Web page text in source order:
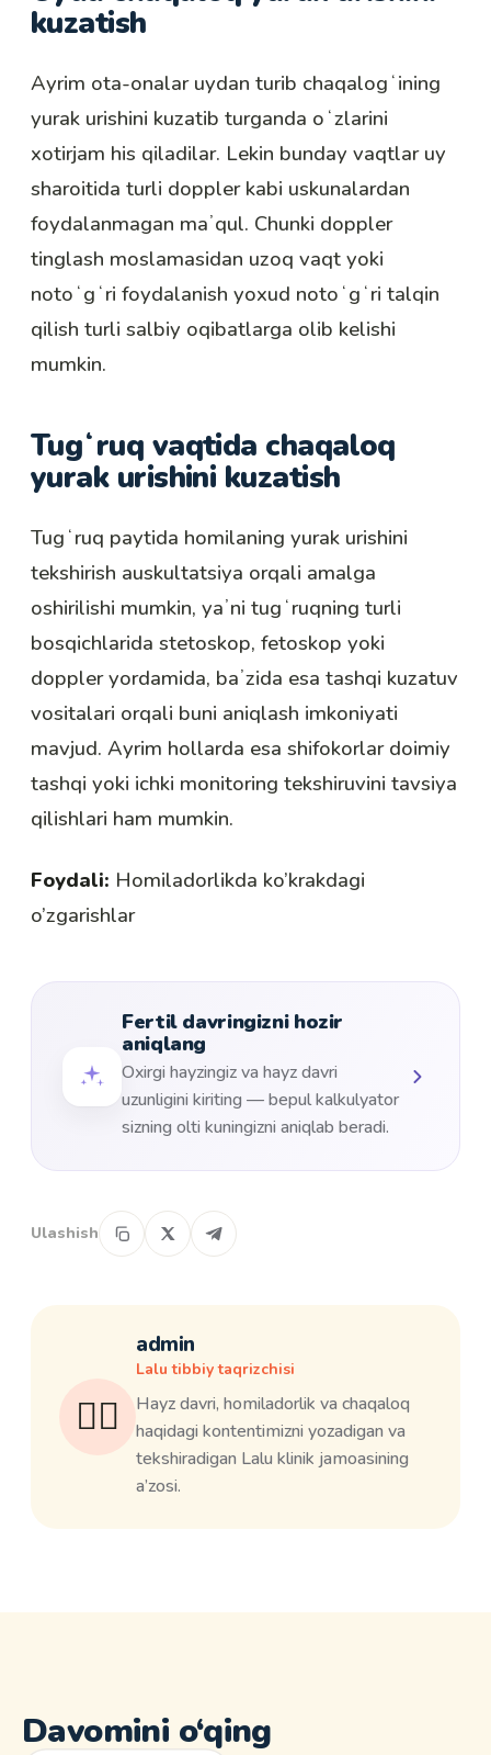
kuzatish
Ayrim ota-onalar uydan turib chaqalogʻining
yurak urishini kuzatib turganda oʻzlarini
xotirjam his qiladilar. Lekin bunday vaqtlar uy
sharoitida turli doppler kabi uskunalardan
foydalanmagan maʼqul. Chunki doppler
tinglash moslamasidan uzoq vaqt yoki
notoʻgʻri foydalanish yoxud notoʻgʻri talqin
qilish turli salbiy oqibatlarga olib kelishi
mumkin.
Tugʻruq vaqtida chaqaloq
yurak urishini kuzatish
Tugʻruq paytida homilaning yurak urishini
tekshirish auskultatsiya orqali amalga
oshirilishi mumkin, yaʼni tugʻruqning turli
bosqichlarida stetoskop, fetoskop yoki
doppler yordamida, baʼzida esa tashqi kuzatuv
vositalari orqali buni aniqlash imkoniyati
mavjud. Ayrim hollarda esa shifokorlar doimiy
tashqi yoki ichki monitoring tekshiruvini tavsiya
qilishlari ham mumkin.
Foydali: Homiladorlikda ko’krakdagi
o’zgarishlar
Fertil davringizni hozir
aniqlang
Oxirgi hayzingiz va hayz davri
uzunligini kiriting — bepul kalkulyator
sizning olti kuningizni aniqlab beradi.
Ulashish
👩‍⚕️
admin
Lalu tibbiy taqrizchisi
Hayz davri, homiladorlik va chaqaloq
haqidagi kontentimizni yozadigan va
tekshiradigan Lalu klinik jamoasining
a’zosi.
Davomini o‘qing